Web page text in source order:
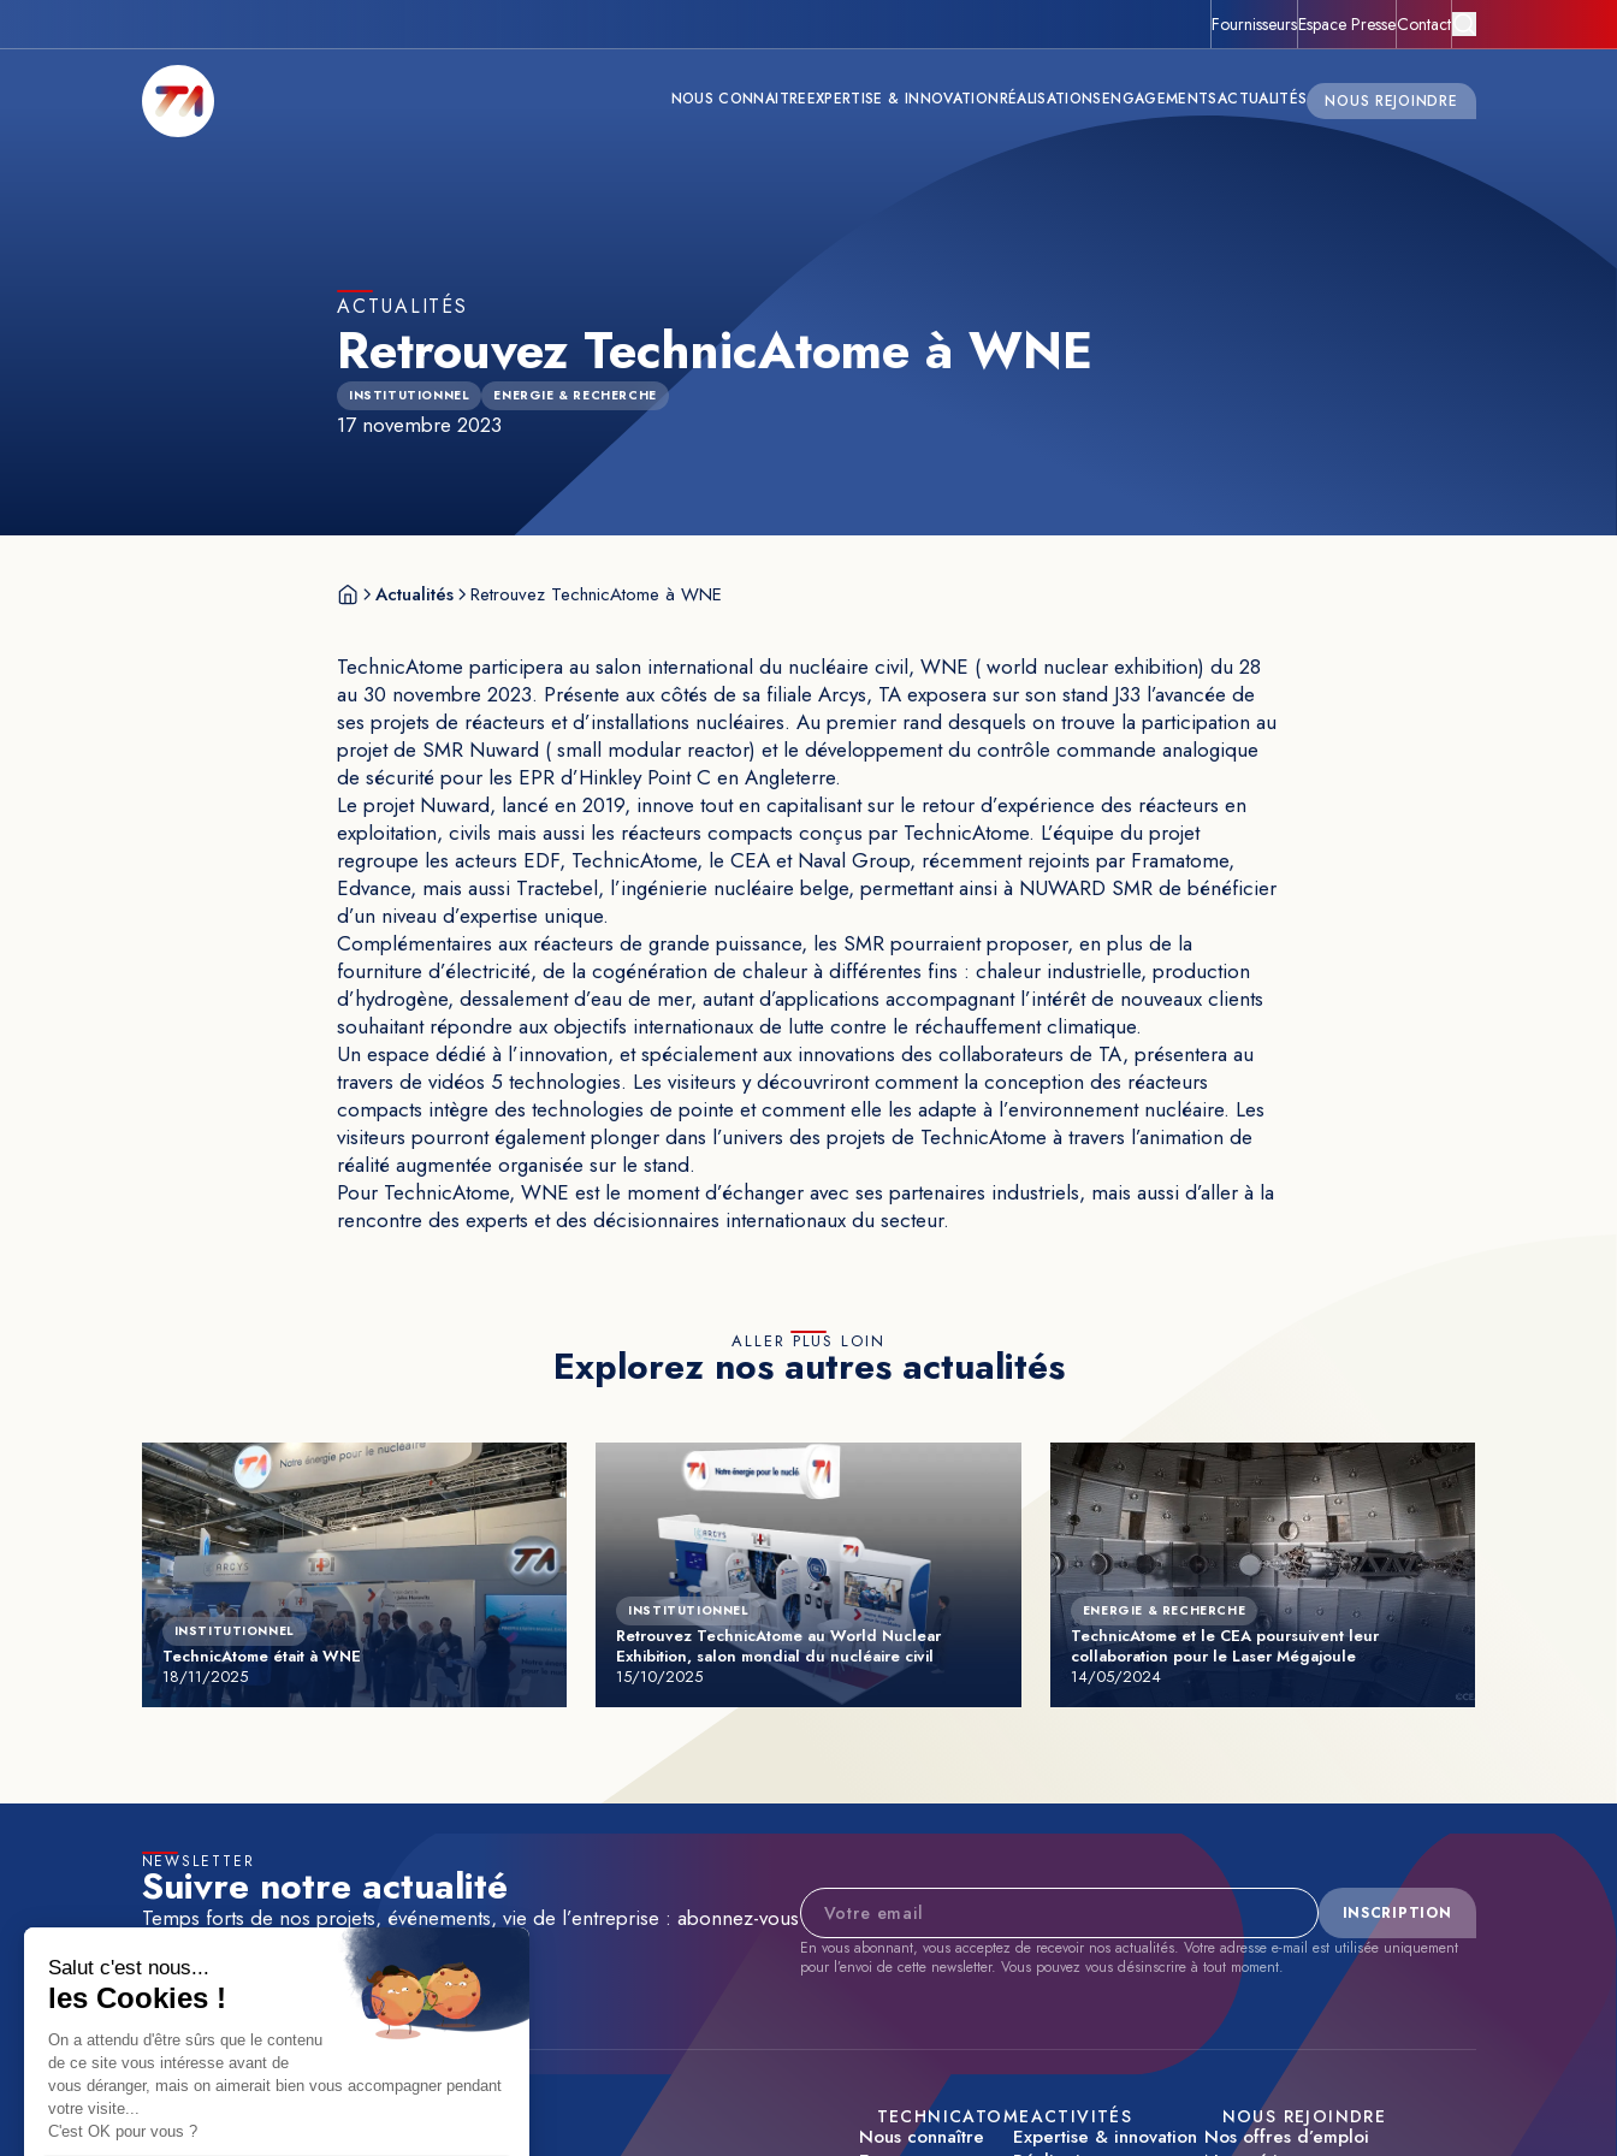
FournisseursEspace PresseContact
NOUS CONNAITREEXPERTISE & INNOVATIONRÉALISATIONSENGAGEMENTSACTUALITÉS NOUS REJOINDRE
ACTUALITÉS
Retrouvez TechnicAtome à WNE
INSTITUTIONNEL ENERGIE & RECHERCHE
17 novembre 2023
Actualités Retrouvez TechnicAtome à WNE
TechnicAtome participera au salon international du nucléaire civil, WNE ( world nuclear exhibition) du 28
au 30 novembre 2023. Présente aux côtés de sa filiale Arcys, TA exposera sur son stand J33 l’avancée de
ses projets de réacteurs et d’installations nucléaires. Au premier rand desquels on trouve la participation au
projet de SMR Nuward ( small modular reactor) et le développement du contrôle commande analogique
de sécurité pour les EPR d’Hinkley Point C en Angleterre.
Le projet Nuward, lancé en 2019, innove tout en capitalisant sur le retour d’expérience des réacteurs en
exploitation, civils mais aussi les réacteurs compacts conçus par TechnicAtome. L’équipe du projet
regroupe les acteurs EDF, TechnicAtome, le CEA et Naval Group, récemment rejoints par Framatome,
Edvance, mais aussi Tractebel, l’ingénierie nucléaire belge, permettant ainsi à NUWARD SMR de bénéficier
d’un niveau d’expertise unique.
Complémentaires aux réacteurs de grande puissance, les SMR pourraient proposer, en plus de la
fourniture d’électricité, de la cogénération de chaleur à différentes fins : chaleur industrielle, production
d’hydrogène, dessalement d’eau de mer, autant d’applications accompagnant l’intérêt de nouveaux clients
souhaitant répondre aux objectifs internationaux de lutte contre le réchauffement climatique.
Un espace dédié à l’innovation, et spécialement aux innovations des collaborateurs de TA, présentera au
travers de vidéos 5 technologies. Les visiteurs y découvriront comment la conception des réacteurs
compacts intègre des technologies de pointe et comment elle les adapte à l’environnement nucléaire. Les
visiteurs pourront également plonger dans l’univers des projets de TechnicAtome à travers l’animation de
réalité augmentée organisée sur le stand.
Pour TechnicAtome, WNE est le moment d’échanger avec ses partenaires industriels, mais aussi d’aller à la
rencontre des experts et des décisionnaires internationaux du secteur.
ALLER PLUS LOIN
Explorez nos autres actualités
INSTITUTIONNEL
TechnicAtome était à WNE
18/11/2025
INSTITUTIONNEL
Retrouvez TechnicAtome au World Nuclear
Exhibition, salon mondial du nucléaire civil
15/10/2025
ENERGIE & RECHERCHE
TechnicAtome et le CEA poursuivent leur
collaboration pour le Laser Mégajoule
14/05/2024
NEWSLETTER
Suivre notre actualité
Temps forts de nos projets, événements, vie de l’entreprise : abonnez-vous
à la newsletter de TechnicAtome
Adresse e-mail
INSCRIPTION
En vous abonnant, vous acceptez de recevoir nos actualités. Votre adresse e-mail est utilisée uniquement
pour l’envoi de cette newsletter. Vous pouvez vous désinscrire à tout moment.
TECHNICATOME
Nous connaître
ACTIVITÉS
Expertise & innovation
NOUS REJOINDRE
Nos offres d’emploi